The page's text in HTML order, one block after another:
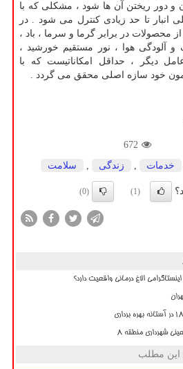
و دور ریختن آن ها شود ، مشکلی که با
تا حد زیادی کنترل می شود . در
محصولات در برابر گرما و سرما ، باد ،
آلودگی هوا ، نور مستقیم خورشید ،
دیگر ، حداقل امکاناتیست که با
خود سازه اصلی محقق می گردد .
672
خدمات زندگی سلامت
(1)
(0)
الاغ درمانی واقعیت دارد؟
شهرداری منطقه ۸
این مطلب